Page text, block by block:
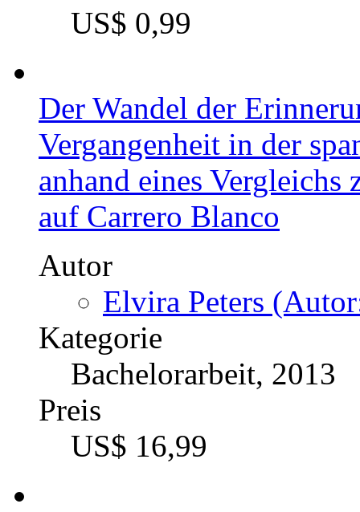
US$ 0,99
Der Wandel der
Vergangenheit in der
anhand eines Vergleichs
auf Carrero Blanco
Autor
Elvira Peters
Kategorie
Bachelorarbeit, 2013
Preis
US$ 16,99